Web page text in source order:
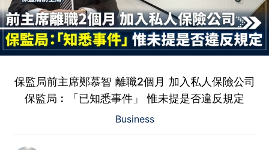
保監局前主席鄭慕智 離職2個月 加入私人保險公司
保監局︰「已知悉事件」 惟未提是否違反規定
Business